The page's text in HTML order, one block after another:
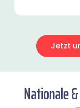
Jetzt
Nationale